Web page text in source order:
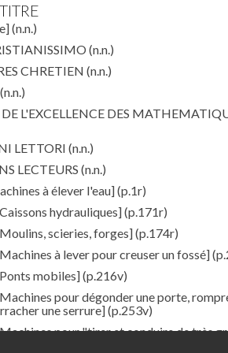
(n.n.)
(n.n.)
CHRETIEN (n.n.)
(n.n.)
DE L'EXCELLENCE DES
LETTORI (n.n.)
LECTEURS (n.n.)
à élever l'eau](p.1r)
hydrauliques](p.171r)
scieries, forges](p.174r)
à lever pour creuser un fossé]
mobiles](p.216v)
pour dégonder une porte,
une serrure](p.253v)
pour "tirer et conduire de très